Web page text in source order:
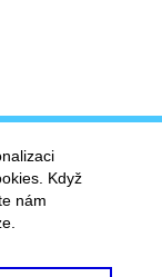
Když
nám